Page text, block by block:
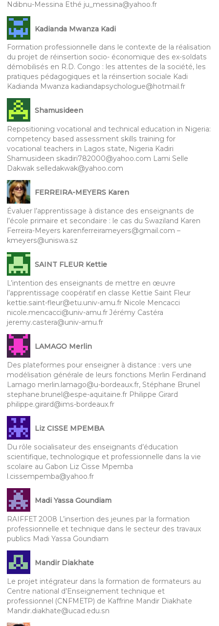
Ndibnu-Messina Ethé ju_messina@yahoo.fr
Kadianda Mwanza Kadi
Formation professionnelle dans le contexte de la réalisation
du projet de réinsertion socio- économique des ex-soldats
démobilisés en R.D. Congo : les attentes de la société, les
pratiques pédagogiques et la réinsertion sociale Kadi
Kadianda Mwanza kadiandapsychologue@hotmail.fr
Shamusideen
Repositioning vocational and technical education in Nigeria:
competency based assessment skills training for
vocational teachers in Lagos state, Nigeria Kadiri
Shamusideen skadiri782000@yahoo.com Lami Selle
Dakwak selledakwak@yahoo.com
FERREIRA-MEYERS Karen
Évaluer l’apprentissage à distance des enseignants de
l’école primaire et secondaire : le cas du Swaziland Karen
Ferreira-Meyers karenferreirameyers@gmail.com –
kmeyers@uniswa.sz
SAINT FLEUR Kettie
L’intention des enseignants de mettre en œuvre
l’apprentissage coopératif en classe Kettie Saint Fleur
kettie.saint-fleur@etu.univ-amu.fr Nicole Mencacci
nicole.mencacci@univ-amu.fr Jérémy Castéra
jeremy.castera@univ-amu.fr
LAMAGO Merlin
Des plateformes pour enseigner à distance : vers une
modélisation générale de leurs fonctions Merlin Ferdinand
Lamago merlin.lamago@u-bordeaux.fr, Stéphane Brunel
stephane.brunel@espe-aquitaine.fr Philippe Girard
philippe.girard@ims-bordeaux.fr
Liz CISSE MPEMBA
Du rôle socialisateur des enseignants d’éducation
scientifique, technologique et professionnelle dans la vie
scolaire au Gabon Liz Cisse Mpemba
l.cissempemba@yahoo.fr
Madi Yassa Goundiam
RAIFFET 2008 L’insertion des jeunes par la formation
professionnelle et technique dans le secteur des travaux
publics Madi Yassa Goundiam
Mandir Diakhate
Le projet intégrateur dans la formation de formateurs au
Centre national d’Enseignement technique et
professionnel (CNFMETP) de Kaffrine Mandir Diakhate
Mandir.diakhate@ucad.edu.sn